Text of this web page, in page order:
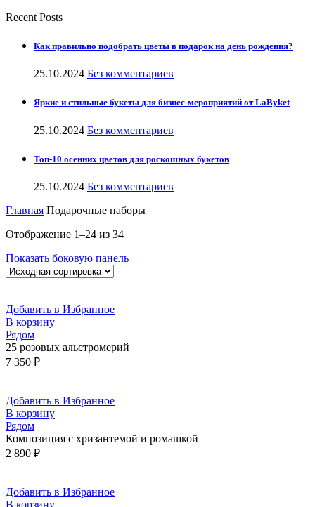
Recent Posts
Как правильно подобрать цветы в подарок на день рождения?
25.10.2024 Без комментариев
Яркие и стильные букеты для бизнес-мероприятий от LaByket
25.10.2024 Без комментариев
Топ-10 осенних цветов для роскошных букетов
25.10.2024 Без комментариев
Главная Подарочные наборы
Отображение 1–24 из 34
Показать боковую панель
Добавить в Избранное
В корзину
Рядом
25 розовых альстромерий
7 350 ₽
Добавить в Избранное
В корзину
Рядом
Композиция с хризантемой и ромашкой
2 890 ₽
Добавить в Избранное
В корзину